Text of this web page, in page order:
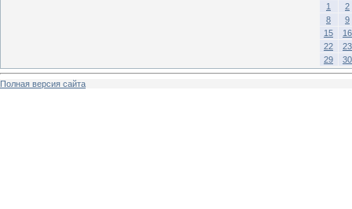
1
2
8
9
15
16
22
23
29
30
Полная версия сайта